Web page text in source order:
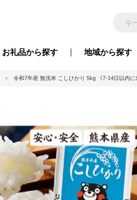
お礼品から探す 地域から探す
令和7年産 無洗米 こしひかり 5kg 《7-14日以内